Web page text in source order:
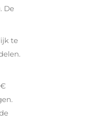
De
te